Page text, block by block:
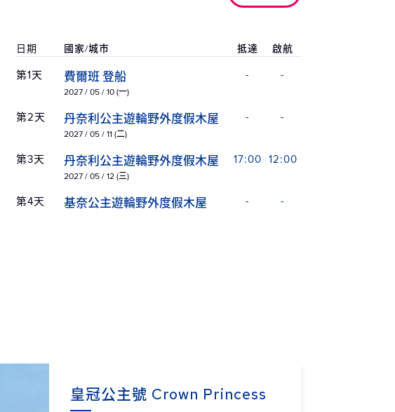
日期 國家/城市 抵達 啟航
第1天 費爾班 登船
2027 / 05 / 10 (一)
- -
第2天 丹奈利公主遊輪野外度假木屋
2027 / 05 / 11 (二)
- -
第3天 丹奈利公主遊輪野外度假木屋
2027 / 05 / 12 (三)
17:00 12:00
第4天 基奈公主遊輪野外度假木屋 - -
航）
皇冠公主號 Crown Princess